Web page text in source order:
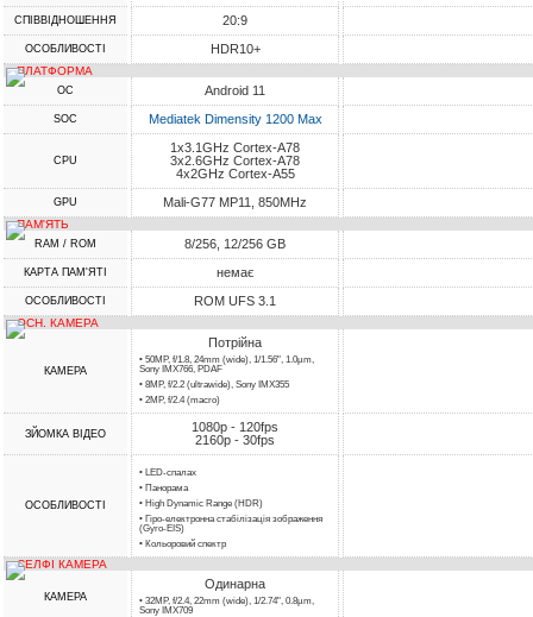
СПІВВІДНОШЕННЯ 20:9
ОСОБЛИВОСТІ HDR10+
ПЛАТФОРМА
ОС Android 11
SOC Mediatek Dimensity 1200 Max
CPU
1x3.1GHz Cortex-A78
3x2.6GHz Cortex-A78
4x2GHz Cortex-A55
GPU Mali-G77 MP11, 850MHz
ПАМ'ЯТЬ
RAM / ROM 8/256, 12/256 GB
КАРТА ПАМ'ЯТІ немає
ОСОБЛИВОСТІ ROM UFS 3.1
ОСН. КАМЕРА
КАМЕРА
Потрійна
• 50MP, f/1.8, 24mm (wide), 1/1.56", 1.0µm,
Sony IMX766, PDAF
• 8MP, f/2.2 (ultrawide), Sony IMX355
• 2MP, f/2.4 (macro)
ЗЙОМКА ВІДЕО
1080p - 120fps
2160p - 30fps
ОСОБЛИВОСТІ
• LED-спалах
• Панорама
• High Dynamic Range (HDR)
• Гіро-електронна стабілізація зображення
(Gyro-EIS)
• Кольоровий спектр
СЕЛФІ КАМЕРА
КАМЕРА
Одинарна
• 32MP, f/2.4, 22mm (wide), 1/2.74", 0.8µm,
Sony IMX709